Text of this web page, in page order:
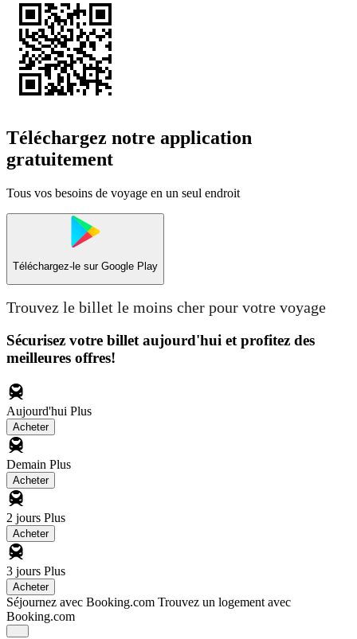
Téléchargez notre application
gratuitement
Tous vos besoins de voyage en un seul endroit
Téléchargez-le sur Google Play
Trouvez le billet le moins cher pour votre voyage
Sécurisez votre billet aujourd'hui et profitez des
meilleures offres!
Aujourd'hui Plus
Acheter
Demain Plus
Acheter
2 jours Plus
Acheter
3 jours Plus
Acheter
Séjournez avec Booking.com Trouvez un logement avec
Booking.com